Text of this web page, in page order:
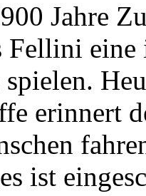
Jahre
Fellini
spielen.
erinnert
ist